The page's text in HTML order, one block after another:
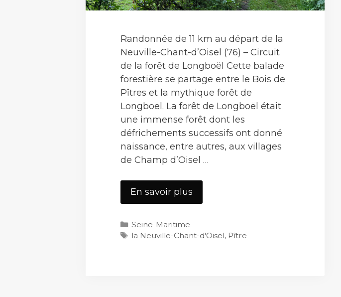
Randonnée de 11 km au départ de la
Neuville-Chant-d’Oisel (76) – Circuit
de la forêt de Longboël Cette balade
forestière se partage entre le Bois de
Pîtres et la mythique forêt de
Longboël. La forêt de Longboël était
une immense forêt dont les
défrichements successifs ont donné
naissance, entre autres, aux villages
de Champ d’Oisel …
En savoir plus
Neuville-
d’Oisel
Catégories
Seine-Maritime
Étiquettes
la Neuville-Chant-d'Oisel, Pître